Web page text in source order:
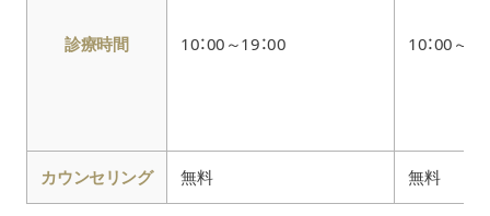
診療時間 10：00～19：00 10：00～19
カウンセリング 無料 無料